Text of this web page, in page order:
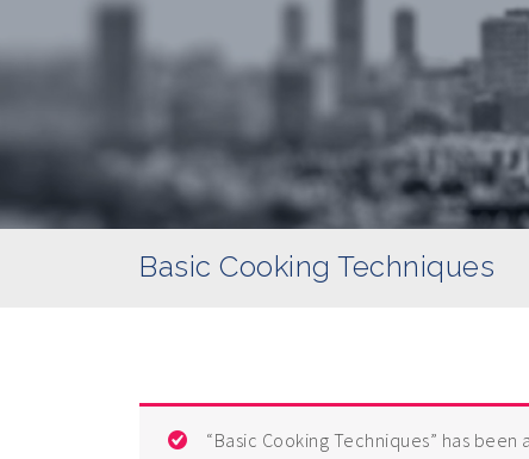
Basic Cooking Techniques
“Basic Cooking Techniques” has been